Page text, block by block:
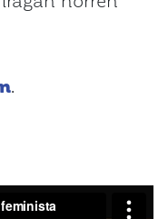
.